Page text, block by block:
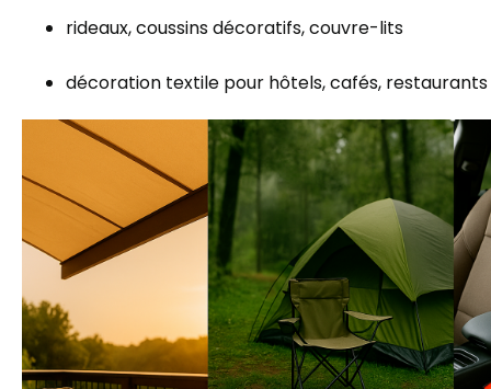
rideaux, coussins décoratifs, couvre-lits
décoration textile pour hôtels, cafés, restaurants